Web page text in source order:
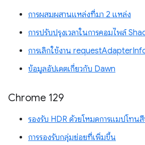
การผสมผสานแหล่งที่มา 2 แหล่ง
การปรับปรุงเวลาในการคอมไพล์
การเลิกใช้งาน
ข้อมูลอัปเดตเกี่ยวกับ Dawn
Chrome 129
รองรับ HDR ด้วยโหมดการแมปโทน
การรองรับกลุ่มย่อยที่เพิ่มขึ้น